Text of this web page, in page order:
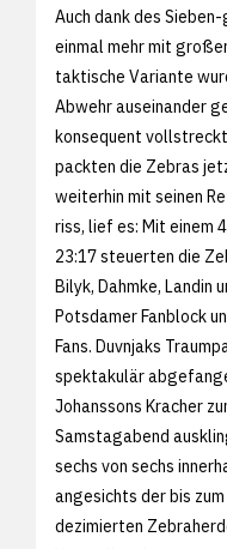
Auch dank des
einmal mehr mit
taktische Variante
Abwehr auseinander
konsequent
packten die Zebras
weiterhin mit seinen
riss, lief es: Mit einem
23:17 steuerten die
Bilyk, Dahmke, Landin
Potsdamer Fanblock
Fans. Duvnjaks
spektakulär
Johanssons Kracher
Samstagabend
sechs von sechs
angesichts der bis
dezimierten